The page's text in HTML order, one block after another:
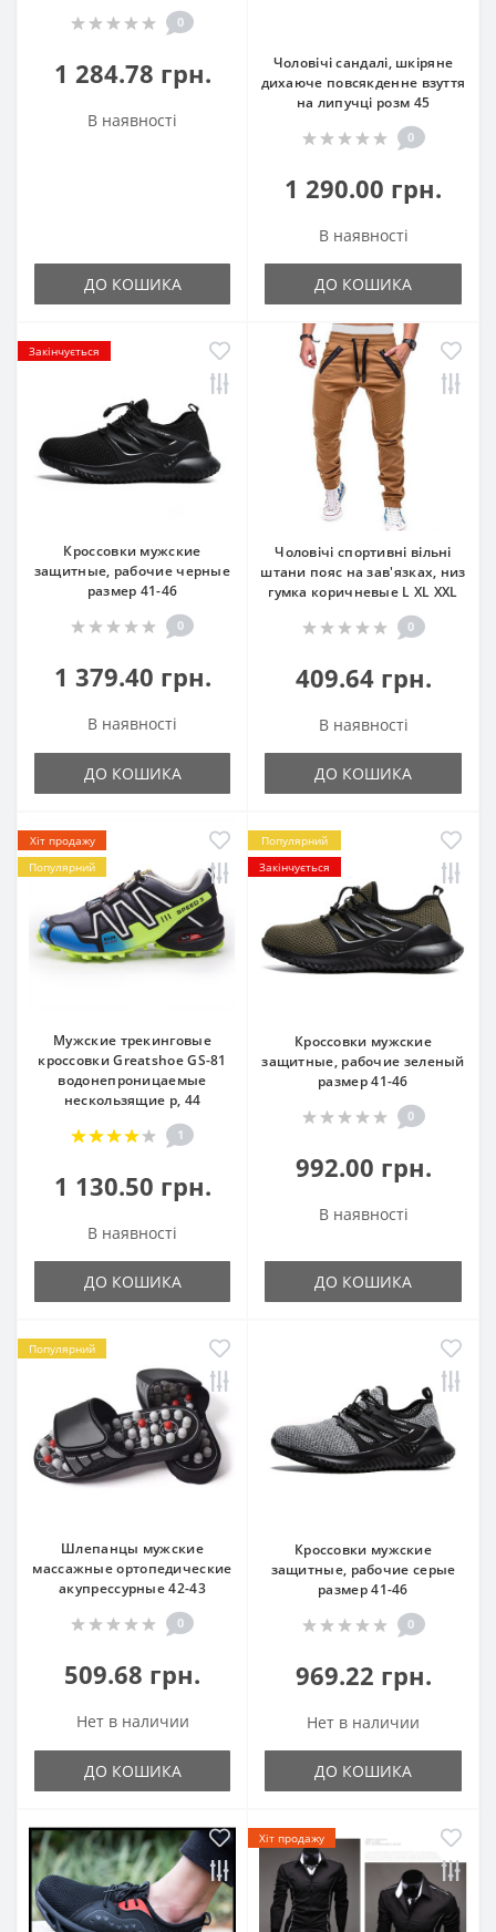
0
1 284.78 грн.
В наявності
ДО КОШИКА
Чоловічі сандалі, шкіряне
дихаюче повсякденне взуття
на липучці розм 45
0
1 290.00 грн.
В наявності
ДО КОШИКА
Закінчується
Кроссовки мужские
защитные, рабочие черные
размер 41-46
0
1 379.40 грн.
В наявності
ДО КОШИКА
Чоловічі спортивні вільні
штани пояс на зав'язках, низ
гумка коричневые L XL XXL
0
409.64 грн.
В наявності
ДО КОШИКА
Хіт продажу
Популярний
Мужские трекинговые
кроссовки Greatshoe GS-81
водонепроницаемые
нескользящие р, 44
1
1 130.50 грн.
В наявності
ДО КОШИКА
Популярний
Закінчується
Кроссовки мужские
защитные, рабочие зеленый
размер 41-46
0
992.00 грн.
В наявності
ДО КОШИКА
Популярний
Шлепанцы мужские
массажные ортопедические
акупрессурные 42-43
0
509.68 грн.
Нет в наличии
ДО КОШИКА
Кроссовки мужские
защитные, рабочие серые
размер 41-46
0
969.22 грн.
Нет в наличии
ДО КОШИКА
Хіт продажу